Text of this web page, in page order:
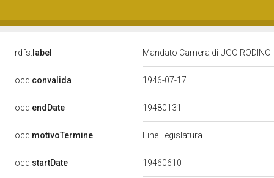
rdfs: label Mandato Camera di UGO
ocd:convalida 1946-07-17
ocd:endDate 19480131
ocd:motivoTermine Fine Legislatura
ocd:startDate 19460610